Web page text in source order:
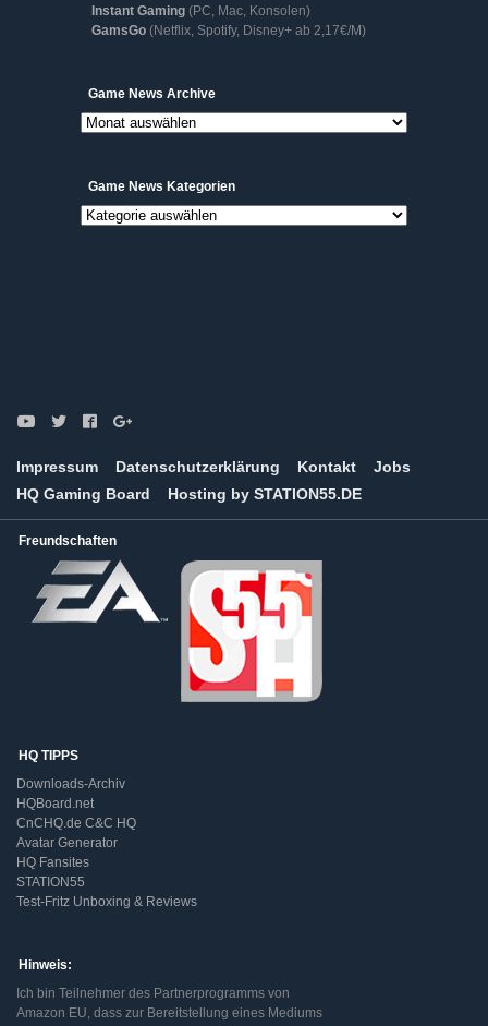
Instant Gaming (PC, Mac, Konsolen)
GamsGo (Netflix, Spotify, Disney+ ab 2,17€/M)
Game News ArchiveGame
News
Archive
Game News Kategorien
Game
Impressum Datenschutzerklärung Kontakt
Jobs
HQ Gaming Board
Hosting by STATION55.DE
Freundschaften
HQ TIPPS
Downloads-Archiv
HQBoard.net
CnCHQ.de C&C HQ
Avatar Generator
HQ Fansites
STATION55
Test-Fritz Unboxing & Reviews
Hinweis:
Ich bin Teilnehmer des Partnerprogramms von
Amazon EU, dass zur Bereitstellung eines Mediums